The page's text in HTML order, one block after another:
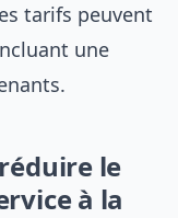
tarifs peuvent
une
le
à la